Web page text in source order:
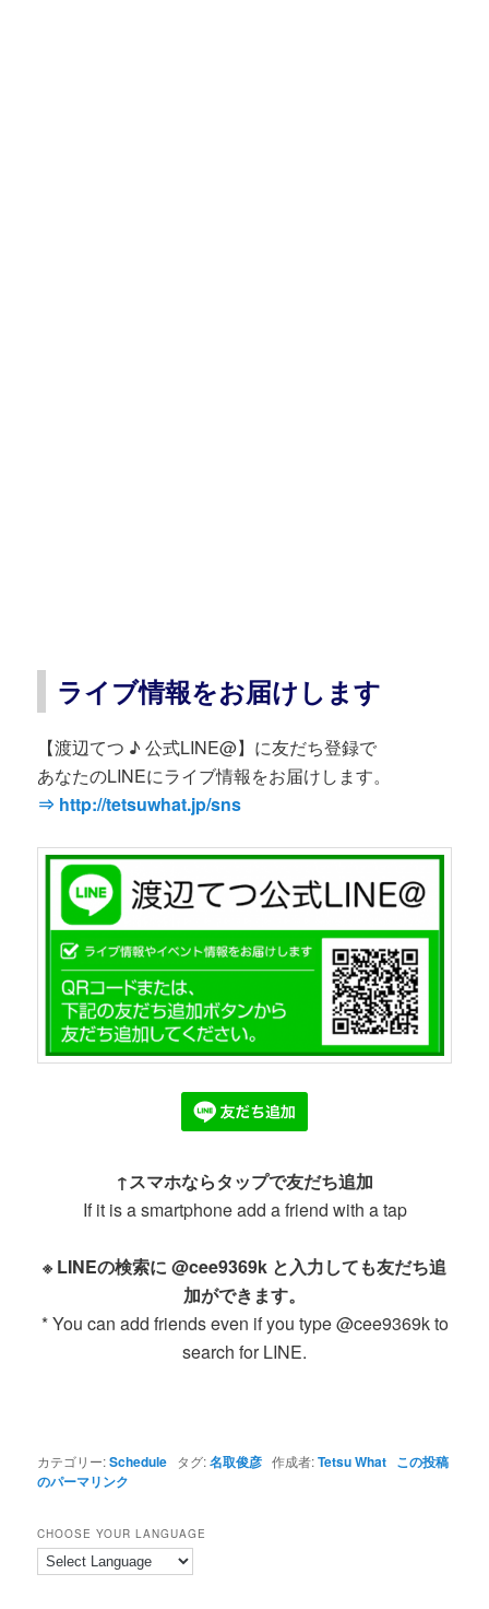
ライブ情報をお届けします
【渡辺てつ ♪ 公式LINE@】に友だち登録で
あなたのLINEにライブ情報をお届けします。
⇒ http://tetsuwhat.jp/sns
↑スマホならタップで友だち追加
If it is a smartphone add a friend with a tap
※ LINEの検索に @cee9369k と入力しても友だち追
加ができます。
* You can add friends even if you type @cee9369k to
search for LINE.
カテゴリー:Schedule タグ:名取俊彦 作成者:Tetsu What この投稿
のパーマリンク
CHOOSE YOUR LANGUAGE